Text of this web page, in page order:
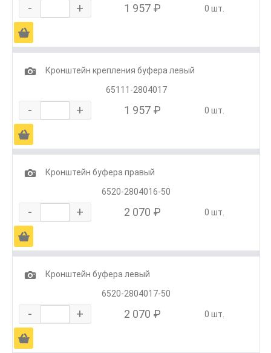
- + 1 957 ₽ 0 шт.
Ä
1
Кронштейн крепления буфера левый
65111-2804017
- + 1 957 ₽ 0 шт.
Ä
1
Кронштейн буфера правый
6520-2804016-50
- + 2 070 ₽ 0 шт.
Ä
1
Кронштейн буфера левый
6520-2804017-50
- + 2 070 ₽ 0 шт.
Ä